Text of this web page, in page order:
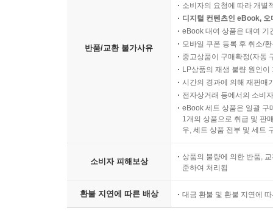
반품/교환 불가사유
소비자의 요청에 따라 개별
디지털 컨텐츠인 eBook,
eBook 대여 상품은 대여 기
모바일 쿠폰 등록 후 취소/
중고상품이 구매확정(자동
LP상품의 재생 불량 원인
시간의 경과에 의해 재판매
전자상거래 등에서의 소비
eBook 세트 상품은 일괄 구
1개의 상품으로 취급 및 판
우, 세트 상품 전부 및 세트
소비자 피해보상
상품의 불량에 의한 반품,
준하여 처리됨
환불 지연에 따른 배상 대금 환불 및 환불 지연에